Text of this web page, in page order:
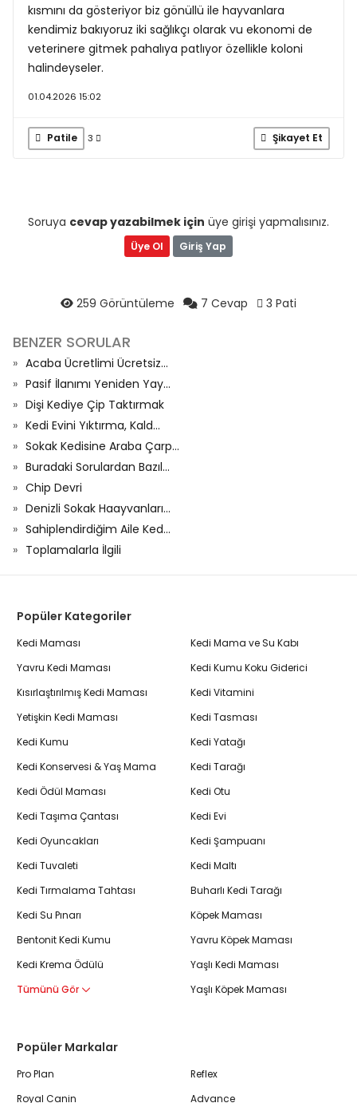
kısmını da gösteriyor biz gönüllü ile hayvanlara
kendimiz bakıyoruz iki sağlıkçı olarak vu ekonomi de
veterinere gitmek pahalıya patlıyor özellikle koloni
halindeyseler.
01.04.2026 15:02
Patile 3 Şikayet Et
Soruya cevap yazabilmek için üye girişi yapmalısınız.
Üye Ol Giriş Yap
259 Görüntüleme 7 Cevap 3 Pati
BENZER SORULAR
Acaba Ücretlimi Ücretsiz...
Pasif İlanımı Yeniden Yay...
Dişi Kediye Çip Taktırmak
Kedi Evini Yıktırma, Kald...
Sokak Kedisine Araba Çarp...
Buradaki Sorulardan Bazıl...
Chip Devri
Denizli Sokak Haayvanları...
Sahiplendirdiğim Aile Ked...
Toplamalarla İlgili
Popüler Kategoriler
Kedi Maması
Yavru Kedi Maması
Kısırlaştırılmış Kedi Maması
Yetişkin Kedi Maması
Kedi Kumu
Kedi Konservesi & Yaş Mama
Kedi Ödül Maması
Kedi Taşıma Çantası
Kedi Oyuncakları
Kedi Tuvaleti
Kedi Tırmalama Tahtası
Kedi Su Pınarı
Bentonit Kedi Kumu
Kedi Krema Ödülü
Tümünü Gör
Kedi Mama ve Su Kabı
Kedi Kumu Koku Giderici
Kedi Vitamini
Kedi Tasması
Kedi Yatağı
Kedi Tarağı
Kedi Otu
Kedi Evi
Kedi Şampuanı
Kedi Maltı
Buharlı Kedi Tarağı
Köpek Maması
Yavru Köpek Maması
Yaşlı Kedi Maması
Yaşlı Köpek Maması
Popüler Markalar
Pro Plan
Royal Canin
Reflex
Advance